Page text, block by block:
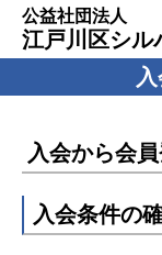
公益社団法人
江戸川区シル
入会から会
入会条件の